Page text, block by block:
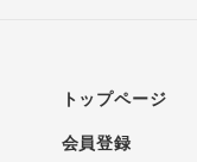
トップページ
会員登録